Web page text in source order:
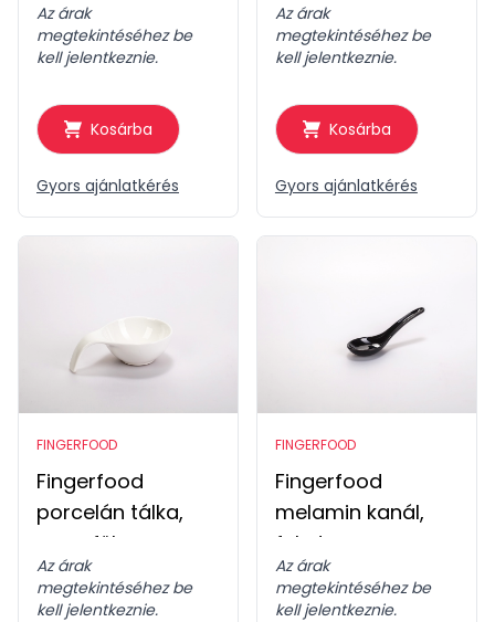
Az árak
megtekintéséhez be
kell jelentkeznie.
Kosárba
Gyors ajánlatkérés
Az árak
megtekintéséhez be
kell jelentkeznie.
Kosárba
Gyors ajánlatkérés
FINGERFOOD
Fingerfood
porcelán tálka,
nagy füles
Az árak
megtekintéséhez be
kell jelentkeznie.
FINGERFOOD
Fingerfood
melamin kanál,
fekete
Az árak
megtekintéséhez be
kell jelentkeznie.